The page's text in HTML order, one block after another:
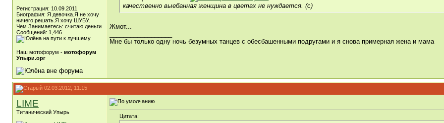
Регистрация: 10.09.2011
Биография: Я девочка.Я не хочу
ничего решать.Я хочу ШУБУ.
Чем Занимаетесь: считаю деньги
Сообщений: 1,446
Наш мотофорум - мотофорум
Упыри.орг
качественно выебанная женщина в цветах не нуждается. (с)
Жмот...
Мне бы только одну ночь безумных танцев с обесбашенными подругами и я снова примерная жена и мама
02.03.2012, 11:15
LIME
Титанический Упырь
Цитата: